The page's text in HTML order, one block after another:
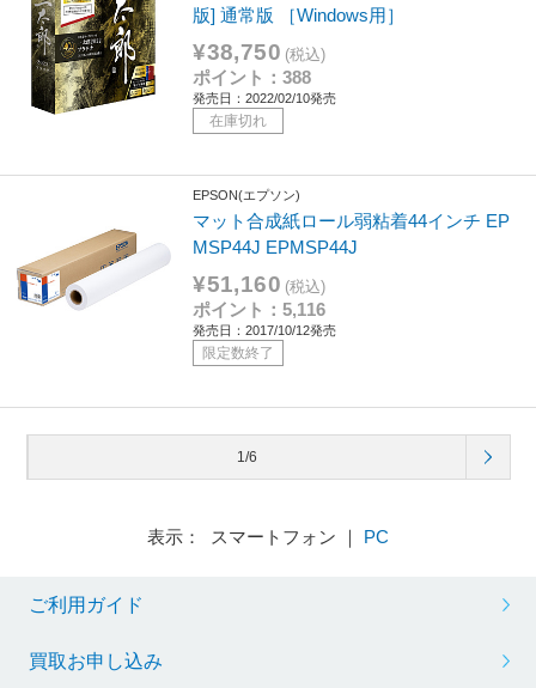
版] 通常版 ［Windows用］
¥38,750 (税込)
ポイント：388
発売日：2022/02/10発売
在庫切れ
EPSON(エプソン)
マット合成紙ロール弱粘着44インチ EP
MSP44J EPMSP44J
¥51,160 (税込)
ポイント：5,116
発売日：2017/10/12発売
限定数終了
1/6
表示： スマートフォン ｜ PC
ご利用ガイド
買取お申し込み